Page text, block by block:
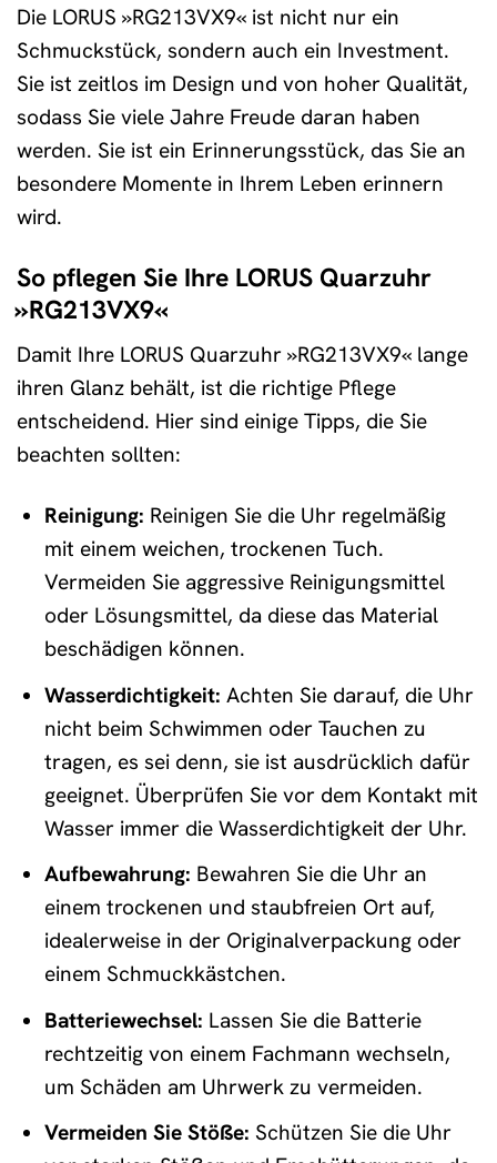
Die LORUS »RG213VX9« ist nicht nur ein
Schmuckstück, sondern auch ein Investment.
Sie ist zeitlos im Design und von hoher Qualität,
sodass Sie viele Jahre Freude daran haben
werden. Sie ist ein Erinnerungsstück, das Sie an
besondere Momente in Ihrem Leben erinnern
wird.
So pflegen Sie Ihre LORUS Quarzuhr
»RG213VX9«
Damit Ihre LORUS Quarzuhr »RG213VX9« lange
ihren Glanz behält, ist die richtige Pflege
entscheidend. Hier sind einige Tipps, die Sie
beachten sollten:
Reinigung: Reinigen Sie die Uhr regelmäßig
mit einem weichen, trockenen Tuch.
Vermeiden Sie aggressive Reinigungsmittel
oder Lösungsmittel, da diese das Material
beschädigen können.
Wasserdichtigkeit: Achten Sie darauf, die Uhr
nicht beim Schwimmen oder Tauchen zu
tragen, es sei denn, sie ist ausdrücklich dafür
geeignet. Überprüfen Sie vor dem Kontakt mit
Wasser immer die Wasserdichtigkeit der Uhr.
Aufbewahrung: Bewahren Sie die Uhr an
einem trockenen und staubfreien Ort auf,
idealerweise in der Originalverpackung oder
einem Schmuckkästchen.
Batteriewechsel: Lassen Sie die Batterie
rechtzeitig von einem Fachmann wechseln,
um Schäden am Uhrwerk zu vermeiden.
Vermeiden Sie Stöße: Schützen Sie die Uhr